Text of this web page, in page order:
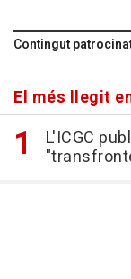
Contingut
El més llegit
L'ICGC